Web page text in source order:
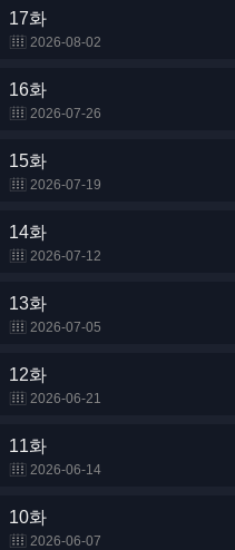
17화
2026-08-02
16화
2026-07-26
15화
2026-07-19
14화
2026-07-12
13화
2026-07-05
12화
2026-06-21
11화
2026-06-14
10화
2026-06-07